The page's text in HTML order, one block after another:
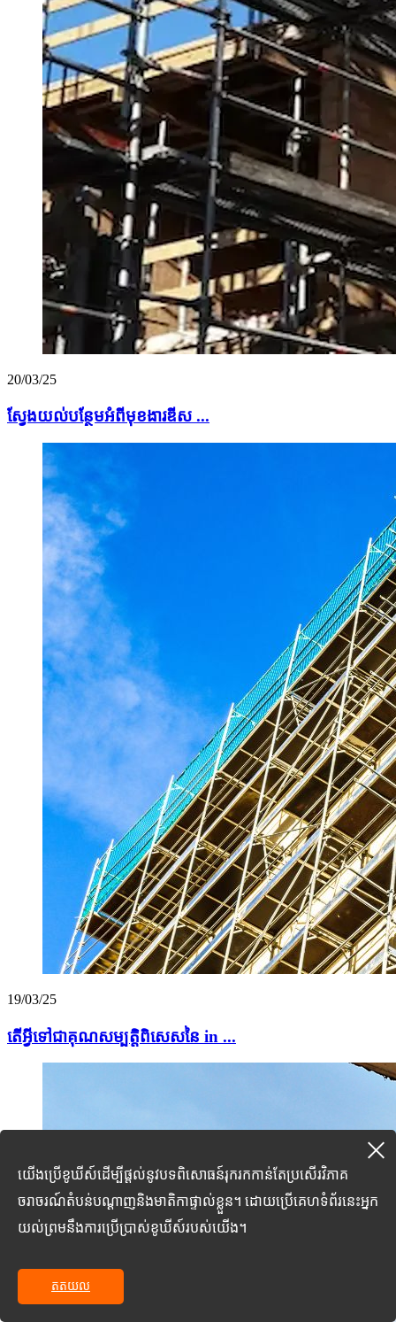
20/03/25
ស្វែងយល់បន្ថែមអំពីមុខងារឌីស ...
19/03/25
តើអ្វីទៅជាគុណសម្បត្តិពិសេសនៃ in ...
យើងប្រើខូឃីស៍ដើម្បីផ្តល់នូវបទពិសោធន៍រុករកកាន់តែប្រសើរវិភាគ
ចរាចរណ៍តំបន់បណ្តាញនិងមាតិកាផ្ទាល់ខ្លួន។ ដោយប្រើគេហទំព័រនេះអ្នក
យល់ព្រមនឹងការប្រើប្រាស់ខូឃីស៍របស់យើង។
តតយល